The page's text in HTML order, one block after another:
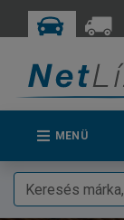
MENÜ